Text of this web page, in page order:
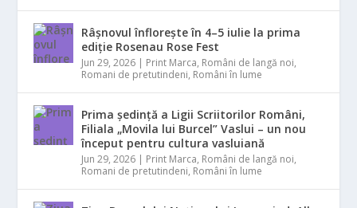
Râșnovul înflorește în 4–5 iulie la prima
ediție Rosenau Rose Fest
Jun 29, 2026 | Print Marca, Români de langă noi,
Romani de pretutindeni, Români în lume
Prima ședință a Ligii Scriitorilor Români,
Filiala „Movila lui Burcel” Vaslui – un nou
început pentru cultura vasluiană
Jun 29, 2026 | Print Marca, Români de langă noi,
Romani de pretutindeni, Români în lume